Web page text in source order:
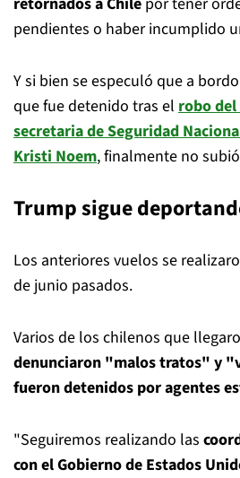
pendientes o haber incumplido
Y si bien se especuló que a
que fue detenido tras el robo del
secretaria de Seguridad
Kristi Noem, finalmente no
Trump sigue
Los anteriores vuelos se
de junio pasados.
Varios de los chilenos que
denunciaron "malos tratos" y
fueron detenidos por agentes
"Seguiremos realizando las
con el Gobierno de Estados